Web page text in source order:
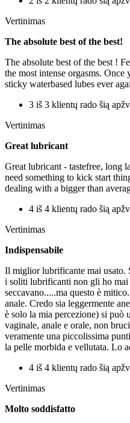
Vertinimas
The absolute best of the best!
The absolute best of the best !
the most intense orgasms.
sticky waterbased lubes ever
3 iš 3 klientų rado šią
Vertinimas
Great lubricant
Great lubricant - tastefree, long
need something to kick start
dealing with a bigger than
4 iš 4 klientų rado šią
Vertinimas
Indispensabile
Il miglior lubrificante mai usato.
i soliti lubrificanti non gli ho mai
seccavano.....ma questo è
anale. Credo sia leggermente
è solo la mia percezione) si può
vaginale, anale e orale, non
veramente una piccolissima
la pelle morbida e vellutata. Lo
4 iš 4 klientų rado šią
Vertinimas
Molto soddisfatto